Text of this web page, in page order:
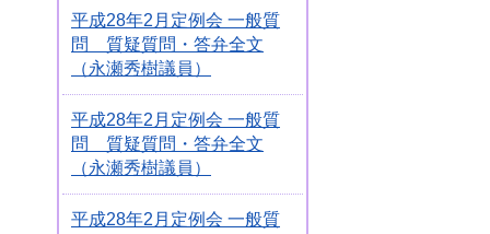
平成28年2月定例会 一般質
問 質疑質問・答弁全文
（永瀬秀樹議員）
平成28年2月定例会 一般質
問 質疑質問・答弁全文
（永瀬秀樹議員）
平成28年2月定例会 一般質